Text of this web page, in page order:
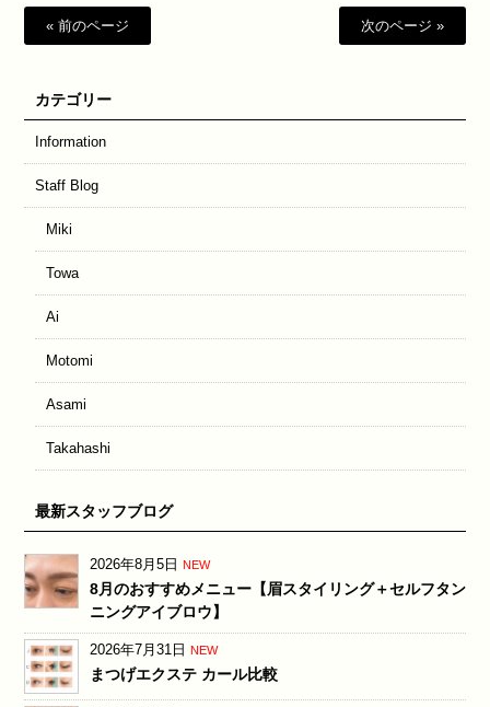
« 前のページ 次のページ »
カテゴリー
Information
Staff Blog
Miki
Towa
Ai
Motomi
Asami
Takahashi
最新スタッフブログ
2026年8月5日 NEW
8月のおすすめメニュー【眉スタイリング＋セルフタン
ニングアイブロウ】
2026年7月31日 NEW
まつげエクステ カール比較